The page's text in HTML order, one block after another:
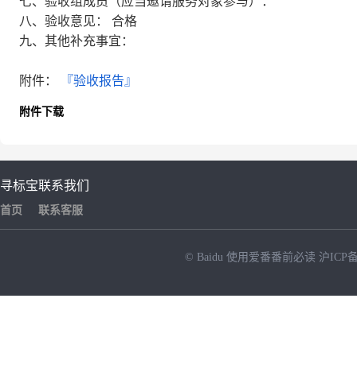
八、验收意见： 合格
九、其他补充事宜：
附件： 『验收报告』
附件下载
寻标宝
首页
联系我们
联系客服
© Baidu 使用爱番番前必读 沪ICP